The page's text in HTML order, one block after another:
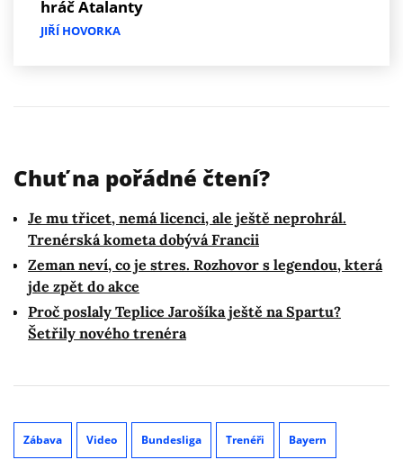
hráč Atalanty
JIŘÍ HOVORKA
Chuť na pořádné čtení?
Je mu třicet, nemá licenci, ale ještě neprohrál.
Trenérská kometa dobývá Francii
Zeman neví, co je stres. Rozhovor s legendou, která
jde zpět do akce
Proč poslaly Teplice Jarošíka ještě na Spartu?
Šetřily nového trenéra
Zábava Video Bundesliga Trenéři Bayern